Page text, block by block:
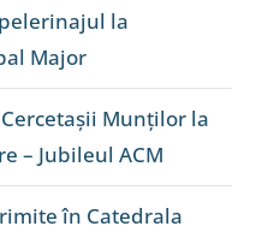
la
Major
Munților la
– Jubileul ACM
în Catedrala